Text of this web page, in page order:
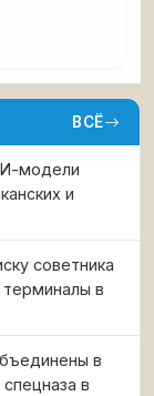
ВСЁ
модели
и
советника
в
в
в